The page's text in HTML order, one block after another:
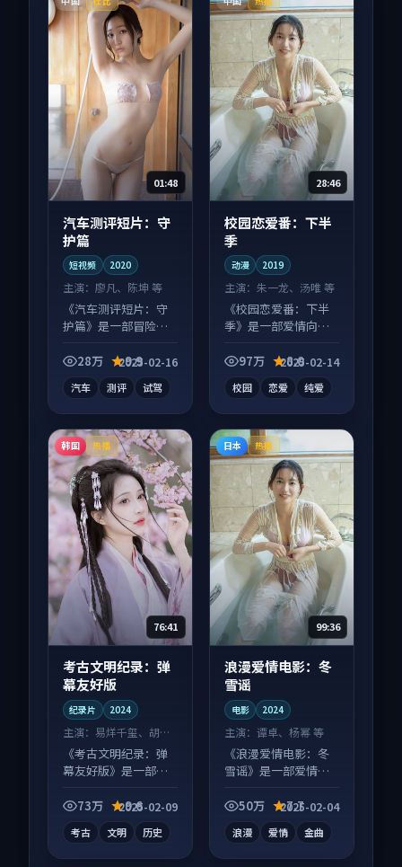
01:48
汽车测评短片：守
护篇
短视频 2020
主演： 廖凡、陈坤 等
《汽车测评短片：守
护篇》是一部冒险向
系层层推进，尾声常
28万 9.9
2025-02-16
汽车 测评 试驾
28:46
校园恋爱番：下半
季
动漫 2019
主演：朱一龙、汤唯 等
《校园恋爱番：下半
季》是一部爱情向动
高，适合配弹幕观
97万 8.0
2025-02-14
校园 恋爱 纯爱
韩国 热播
76:41
考古文明纪录：弹
幕友好版
纪录片 2024
主演： 易烊千玺、胡歌
等
《考古文明纪录：弹
幕友好版》是一部悬
奏紧凑信息量大，适
73万 9.6
2025-02-09
考古 文明 历史
日本 热播
99:36
浪漫爱情电影：冬
雪谣
电影 2024
主演：谭卓、杨幂 等
《浪漫爱情电影：冬
雪谣》是一部爱情向
并行，细节值得二刷
50万 7.7
2025-02-04
浪漫 爱情 金曲